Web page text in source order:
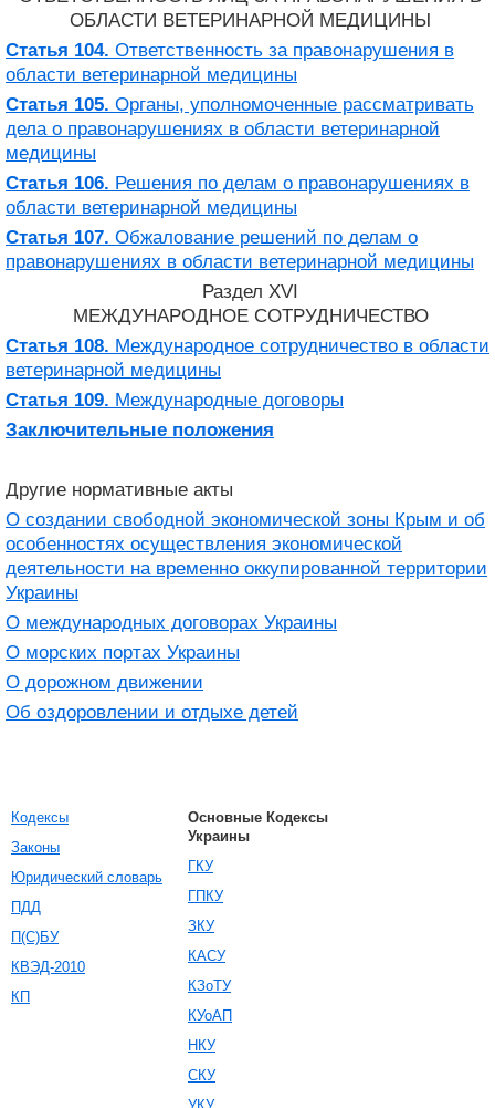
ОБЛАСТИ ВЕТЕРИНАРНОЙ МЕДИЦИНЫ
Статья 104. Ответственность за правонарушения в
области ветеринарной медицины
Статья 105. Органы, уполномоченные рассматривать
дела о правонарушениях в области ветеринарной
медицины
Статья 106. Решения по делам о правонарушениях в
области ветеринарной медицины
Статья 107. Обжалование решений по делам о
правонарушениях в области ветеринарной медицины
Раздел XVI
МЕЖДУНАРОДНОЕ СОТРУДНИЧЕСТВО
Статья 108. Международное сотрудничество в области
ветеринарной медицины
Статья 109. Международные договоры
Заключительные положения
Другие нормативные акты
О создании свободной экономической зоны Крым и об
особенностях осуществления экономической
деятельности на временно оккупированной территории
Украины
О международных договорах Украины
О морских портах Украины
О дорожном движении
Об оздоровлении и отдыхе детей
Кодексы
Законы
Юридический словарь
ПДД
П(С)БУ
КВЭД-2010
КП
Основные Кодексы
Украины
ГКУ
ГПКУ
ЗКУ
КАСУ
КЗоТУ
КУоАП
НКУ
СКУ